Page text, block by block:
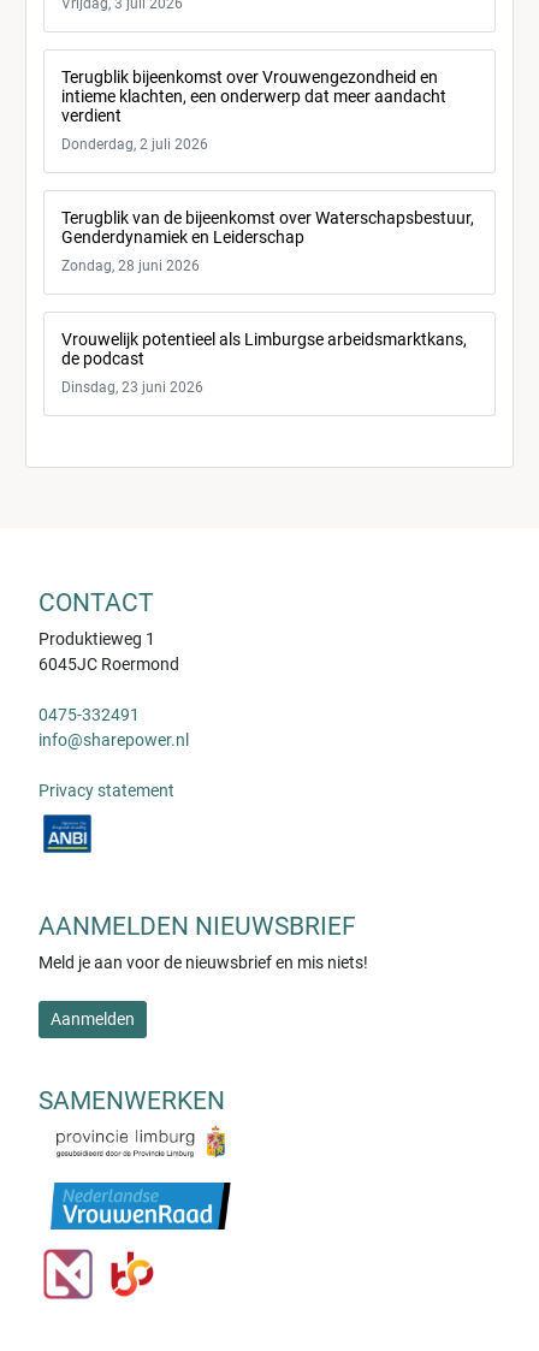
Vrijdag, 3 juli 2026
Terugblik bijeenkomst over Vrouwengezondheid en
intieme klachten, een onderwerp dat meer aandacht
verdient
Donderdag, 2 juli 2026
Terugblik van de bijeenkomst over Waterschapsbestuur,
Genderdynamiek en Leiderschap
Zondag, 28 juni 2026
Vrouwelijk potentieel als Limburgse arbeidsmarktkans,
de podcast
Dinsdag, 23 juni 2026
CONTACT
Produktieweg 1
6045JC Roermond
0475-332491
info@sharepower.nl
Privacy statement
AANMELDEN NIEUWSBRIEF
Meld je aan voor de nieuwsbrief en mis niets!
Aanmelden
SAMENWERKEN